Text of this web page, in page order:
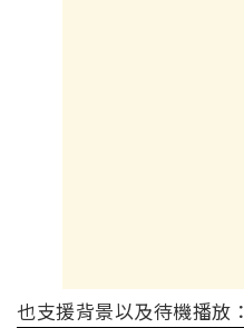
也支援背景以及待機播放：